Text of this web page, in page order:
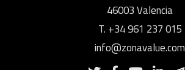
46003 Valencia
T. +34 961 237 015
info@zonavalue.com